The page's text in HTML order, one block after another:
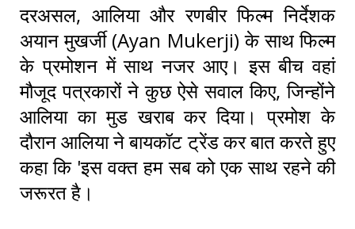
दरअसल, आलिया और रणबीर फिल्म निर्देशक
अयान मुखर्जी (Ayan Mukerji) के साथ फिल्म
के प्रमोशन में साथ नजर आए। इस बीच वहां
मौजूद पत्रकारों ने कुछ ऐसे सवाल किए, जिन्होंने
आलिया का मुड खराब कर दिया। प्रमोश के
दौरान आलिया ने बायकॉट ट्रेंड कर बात करते हुए
कहा कि 'इस वक्त हम सब को एक साथ रहने की
जरूरत है।